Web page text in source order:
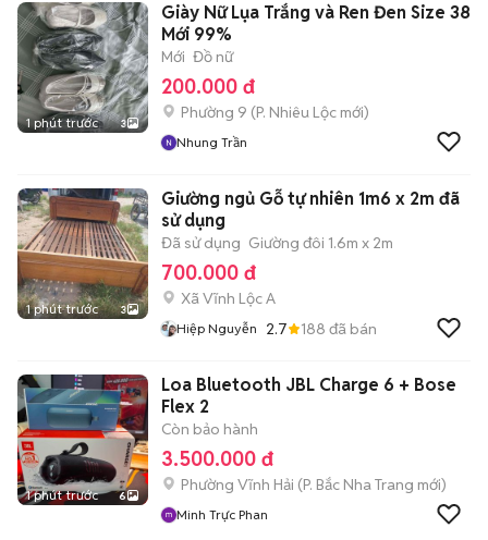
1 phút trước 3
Giày Nữ Lụa Trắng và Ren Đen Size 38
Mới 99%
Mới Đồ nữ
200.000 đ
Phường 9 (P. Nhiêu Lộc mới)
Nhung Trần
1 phút trước 3
Giường ngủ Gỗ tự nhiên 1m6 x 2m đã
sử dụng
Đã sử dụng Giường đôi 1.6m x 2m
700.000 đ
Xã Vĩnh Lộc A
Hiệp Nguyễn 2.7 188 đã bán
1 phút trước 6
Loa Bluetooth JBL Charge 6 + Bose
Flex 2
Còn bảo hành
3.500.000 đ
Phường Vĩnh Hải (P. Bắc Nha Trang mới)
Minh Trực Phan